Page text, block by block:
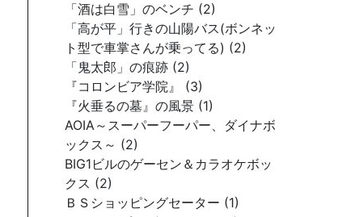
「酒は白雪」のベンチ (2)
「高が平」行きの山陽バス(ボンネッ
ト型で車掌さんが乗ってる) (2)
「鬼太郎」の痕跡 (2)
『コロンビア学院』 (3)
『火垂るの墓』の風景 (1)
AOIA～スーパーフーパー、ダイナボ
ックス～ (2)
BIG1ビルのゲーセン＆カラオケボッ
クス (2)
ＢＳショッピングセーター (1)